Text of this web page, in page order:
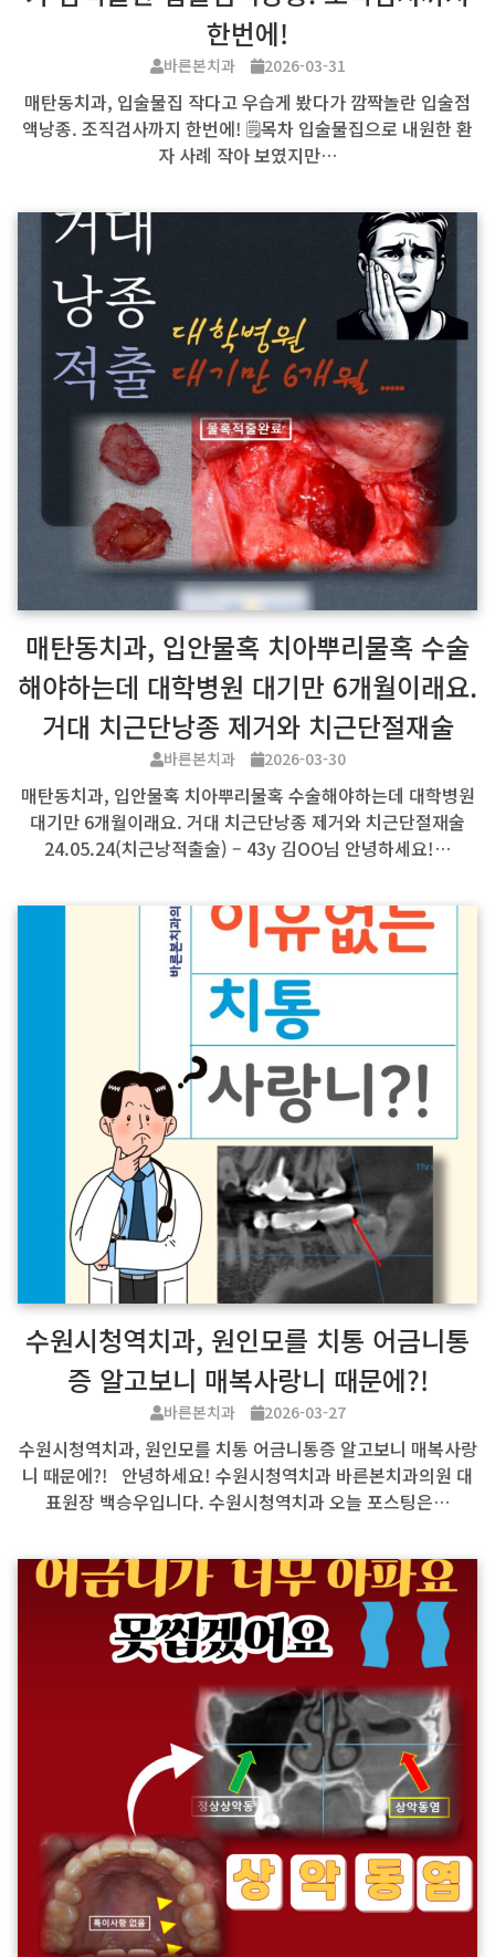
한번에!
바른본치과 2026-03-31
매탄동치과, 입술물집 작다고 우습게 봤다가 깜짝놀란 입술점
액낭종. 조직검사까지 한번에! 🗒️목차 입술물집으로 내원한 환
자 사례 작아 보였지만…
매탄동치과, 입안물혹 치아뿌리물혹 수술
해야하는데 대학병원 대기만 6개월이래요.
거대 치근단낭종 제거와 치근단절재술
바른본치과 2026-03-30
매탄동치과, 입안물혹 치아뿌리물혹 수술해야하는데 대학병원
대기만 6개월이래요. 거대 치근단낭종 제거와 치근단절재술
24.05.24(치근낭적출술) – 43y 김OO님 안녕하세요!…
수원시청역치과, 원인모를 치통 어금니통
증 알고보니 매복사랑니 때문에?!
바른본치과 2026-03-27
수원시청역치과, 원인모를 치통 어금니통증 알고보니 매복사랑
니 때문에?! 안녕하세요! 수원시청역치과 바른본치과의원 대
표원장 백승우입니다. 수원시청역치과 오늘 포스팅은…